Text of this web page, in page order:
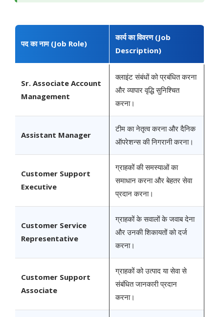
पद का नाम (Job Role)
कार्य का विवरण (Job
Description)
Sr. Associate Account
Management
क्लाइंट संबंधों को प्रबंधित करना
और व्यापार वृद्धि सुनिश्चित
करना।
Assistant Manager
टीम का नेतृत्व करना और दैनिक
ऑपरेशन्स की निगरानी करना।
Customer Support
Executive
ग्राहकों की समस्याओं का
समाधान करना और बेहतर सेवा
प्रदान करना।
Customer Service
Representative
ग्राहकों के सवालों के जवाब देना
और उनकी शिकायतों को दर्ज
करना।
Customer Support
Associate
ग्राहकों को उत्पाद या सेवा से
संबंधित जानकारी प्रदान
करना।